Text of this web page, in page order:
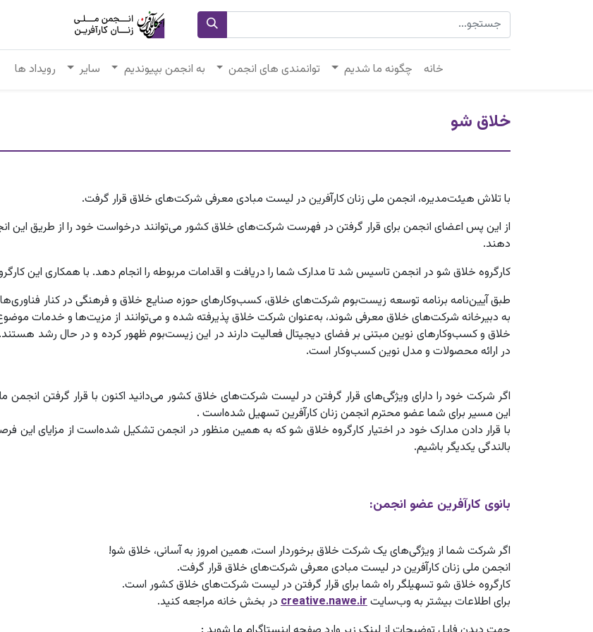
خانه چگونه ما شدیم توانمندی های انجمن به انجمن بپیوندیم سایر رویداد ها
خلاق شو
با تلاش هیئت‌مدیره، انجمن ملی زنان کارآفرین در لیست مبادی معرفی شرکت‌های خلاق قرار گرفت.
از این پس اعضای انجمن برای قرار گرفتن در فهرست شرکت‌های خلاق کشور می‌توانند درخواست خود را از طریق این
دهند.
کارگروه خلاق شو در انجمن تاسیس شد تا مدارک شما را دریافت و اقدامات مربوطه را انجام دهد. با همکاری این
طبق آیین‌نامه برنامه توسعه زیست‌بوم شرکت‌های خلاق، کسب‌وکارهای حوزه صنایع خلاق و فرهنگی در کنار
به دبیرخانه شرکت‌های خلاق معرفی شوند، به‌عنوان شرکت خلاق پذیرفته شده و می‌توانند از مزیت‌ها و خدمات
خلاق و کسب‌وکارهای نوین مبتنی بر فضای دیجیتال فعالیت دارند در این زیست‌بوم ظهور کرده و در حال رشد
در ارائه محصولات و مدل نوین کسب‌وکار است.
اگر شرکت خود را دارای ویژگی‌های قرار گرفتن در لیست شرکت‌های خلاق کشور می‌دانید اکنون با قرار گرفتن
این مسیر برای شما عضو محترم انجمن زنان کارآفرین تسهیل شده‌است .
با قرار دادن مدارک خود در اختیار کارگروه خلاق شو که به همین منظور در انجمن تشکیل شده‌است از مزایای این
بالندگی یکدیگر باشیم.
بانوی کارآفرین عضو انجمن:
اگر شرکت شما از ویژگی‌های یک شرکت خلاق برخوردار است، همین امروز به آسانی، خلاق شو!
انجمن ملی زنان کارآفرین در لیست مبادی معرفی شرکت‌های خلاق قرار گرفت.
کارگروه خلاق شو تسهیلگر راه شما برای قرار گرفتن در لیست شرکت‌های خلاق کشور است.
برای اطلاعات بیشتر به وب‌سایتcreative.nawe.ir در بخش خانه مراجعه کنید.